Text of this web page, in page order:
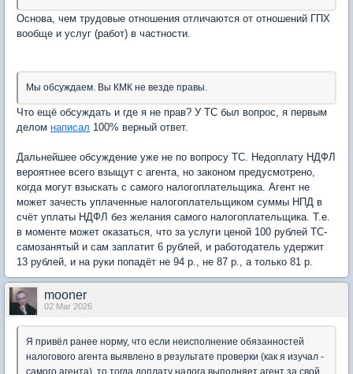
Основа, чем трудовые отношения отличаются от отношений ГПХ
вообще и услуг (работ) в частности.
Мы обсуждаем. Вы КМК не везде правы.
Что ещё обсуждать и где я не прав? У ТС был вопрос, я первым
делом написал 100% верный ответ.
Дальнейшее обсуждение уже не по вопросу ТС. Недоплату НДФЛ
вероятнее всего взыщут с агента, но законом предусмотрено,
когда могут взыскать с самого налогоплательщика. Агент не
может зачесть уплаченные налогоплательщиком суммы НПД в
счёт уплаты НДФЛ без желания самого налогоплательщика. Т.е.
в моменте может оказаться, что за услуги ценой 100 рублей ТС-
самозанятый и сам заплатит 6 рублей, и работодатель удержит
13 рублей, и на руки попадёт не 94 р., не 87 р., а только 81 р.
mooner
02 Mar 2026
Я привёл ранее норму, что если неисполнение обязанностей
налогового агента выявлено в результате проверки (как я изучал -
самого агента), то тогда доплату налога выполняет агент за свой